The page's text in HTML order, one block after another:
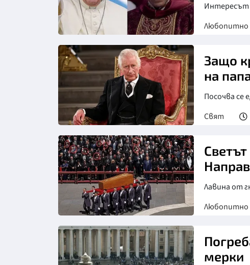
Интересът
Любопитно
Защо
на
Посочва се
Свят
Лавина от
Любопитно
мерки